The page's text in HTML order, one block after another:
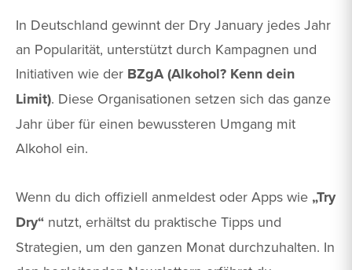
In Deutschland gewinnt der Dry January jedes Jahr
an Popularität, unterstützt durch Kampagnen und
Initiativen wie der BZgA (Alkohol? Kenn dein
Limit). Diese Organisationen setzen sich das ganze
Jahr über für einen bewussteren Umgang mit
Alkohol ein.
Wenn du dich offiziell anmeldest oder Apps wie „Try
Dry“ nutzt, erhältst du praktische Tipps und
Strategien, um den ganzen Monat durchzuhalten. In